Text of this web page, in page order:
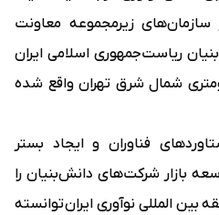
زیرمجموعه معاونت
ریاست‌جمهوری اسلامی ایران
که در فاصله ۲۰ کیلومتری شمال شرق تهران واقع شده
فناوران و ایجاد بستر
بازار شرکت‌های دانش‌بنیان را
المللی نوآوری ایران توانسته